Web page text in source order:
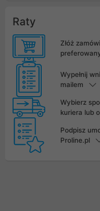
Raty
Złóż
Wypełnij
mailem
Wybierz
kuriera lub
Podpisz
Proline.pl